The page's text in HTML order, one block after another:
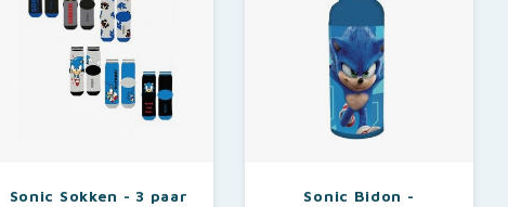
Sonic Sokken - 3 paar
Sonic Bidon -